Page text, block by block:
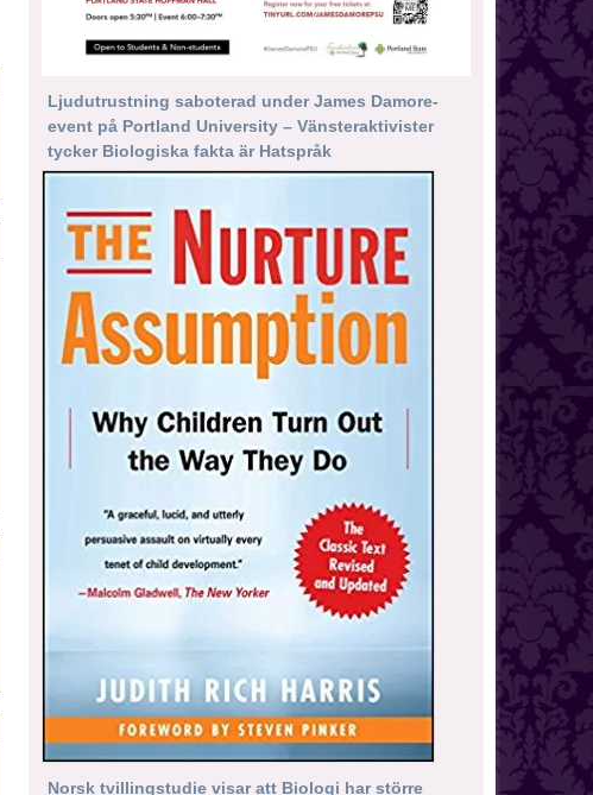
Ljudutrustning saboterad under James Damore-
event på Portland University – Vänsteraktivister
tycker Biologiska fakta är Hatspråk
Norsk tvillingstudie visar att Biologi har större